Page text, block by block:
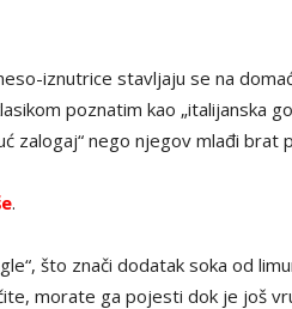
iznutrice stavljaju se na
poznatim kao „italijanska
zalogaj“ nego njegov mlađi brat
.
što znači dodatak soka od
morate ga pojesti dok je još